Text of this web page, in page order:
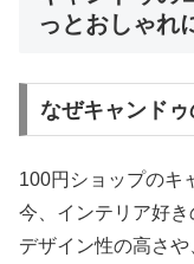
っとおしゃれ
なぜキャンド
100円ショップのキ
今、インテリア好き
デザイン性の高さや